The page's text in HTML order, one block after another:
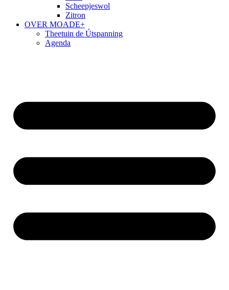
Scheepjeswol
Zitron
OVER MOADE+
Theetuin de Útspanning
Agenda